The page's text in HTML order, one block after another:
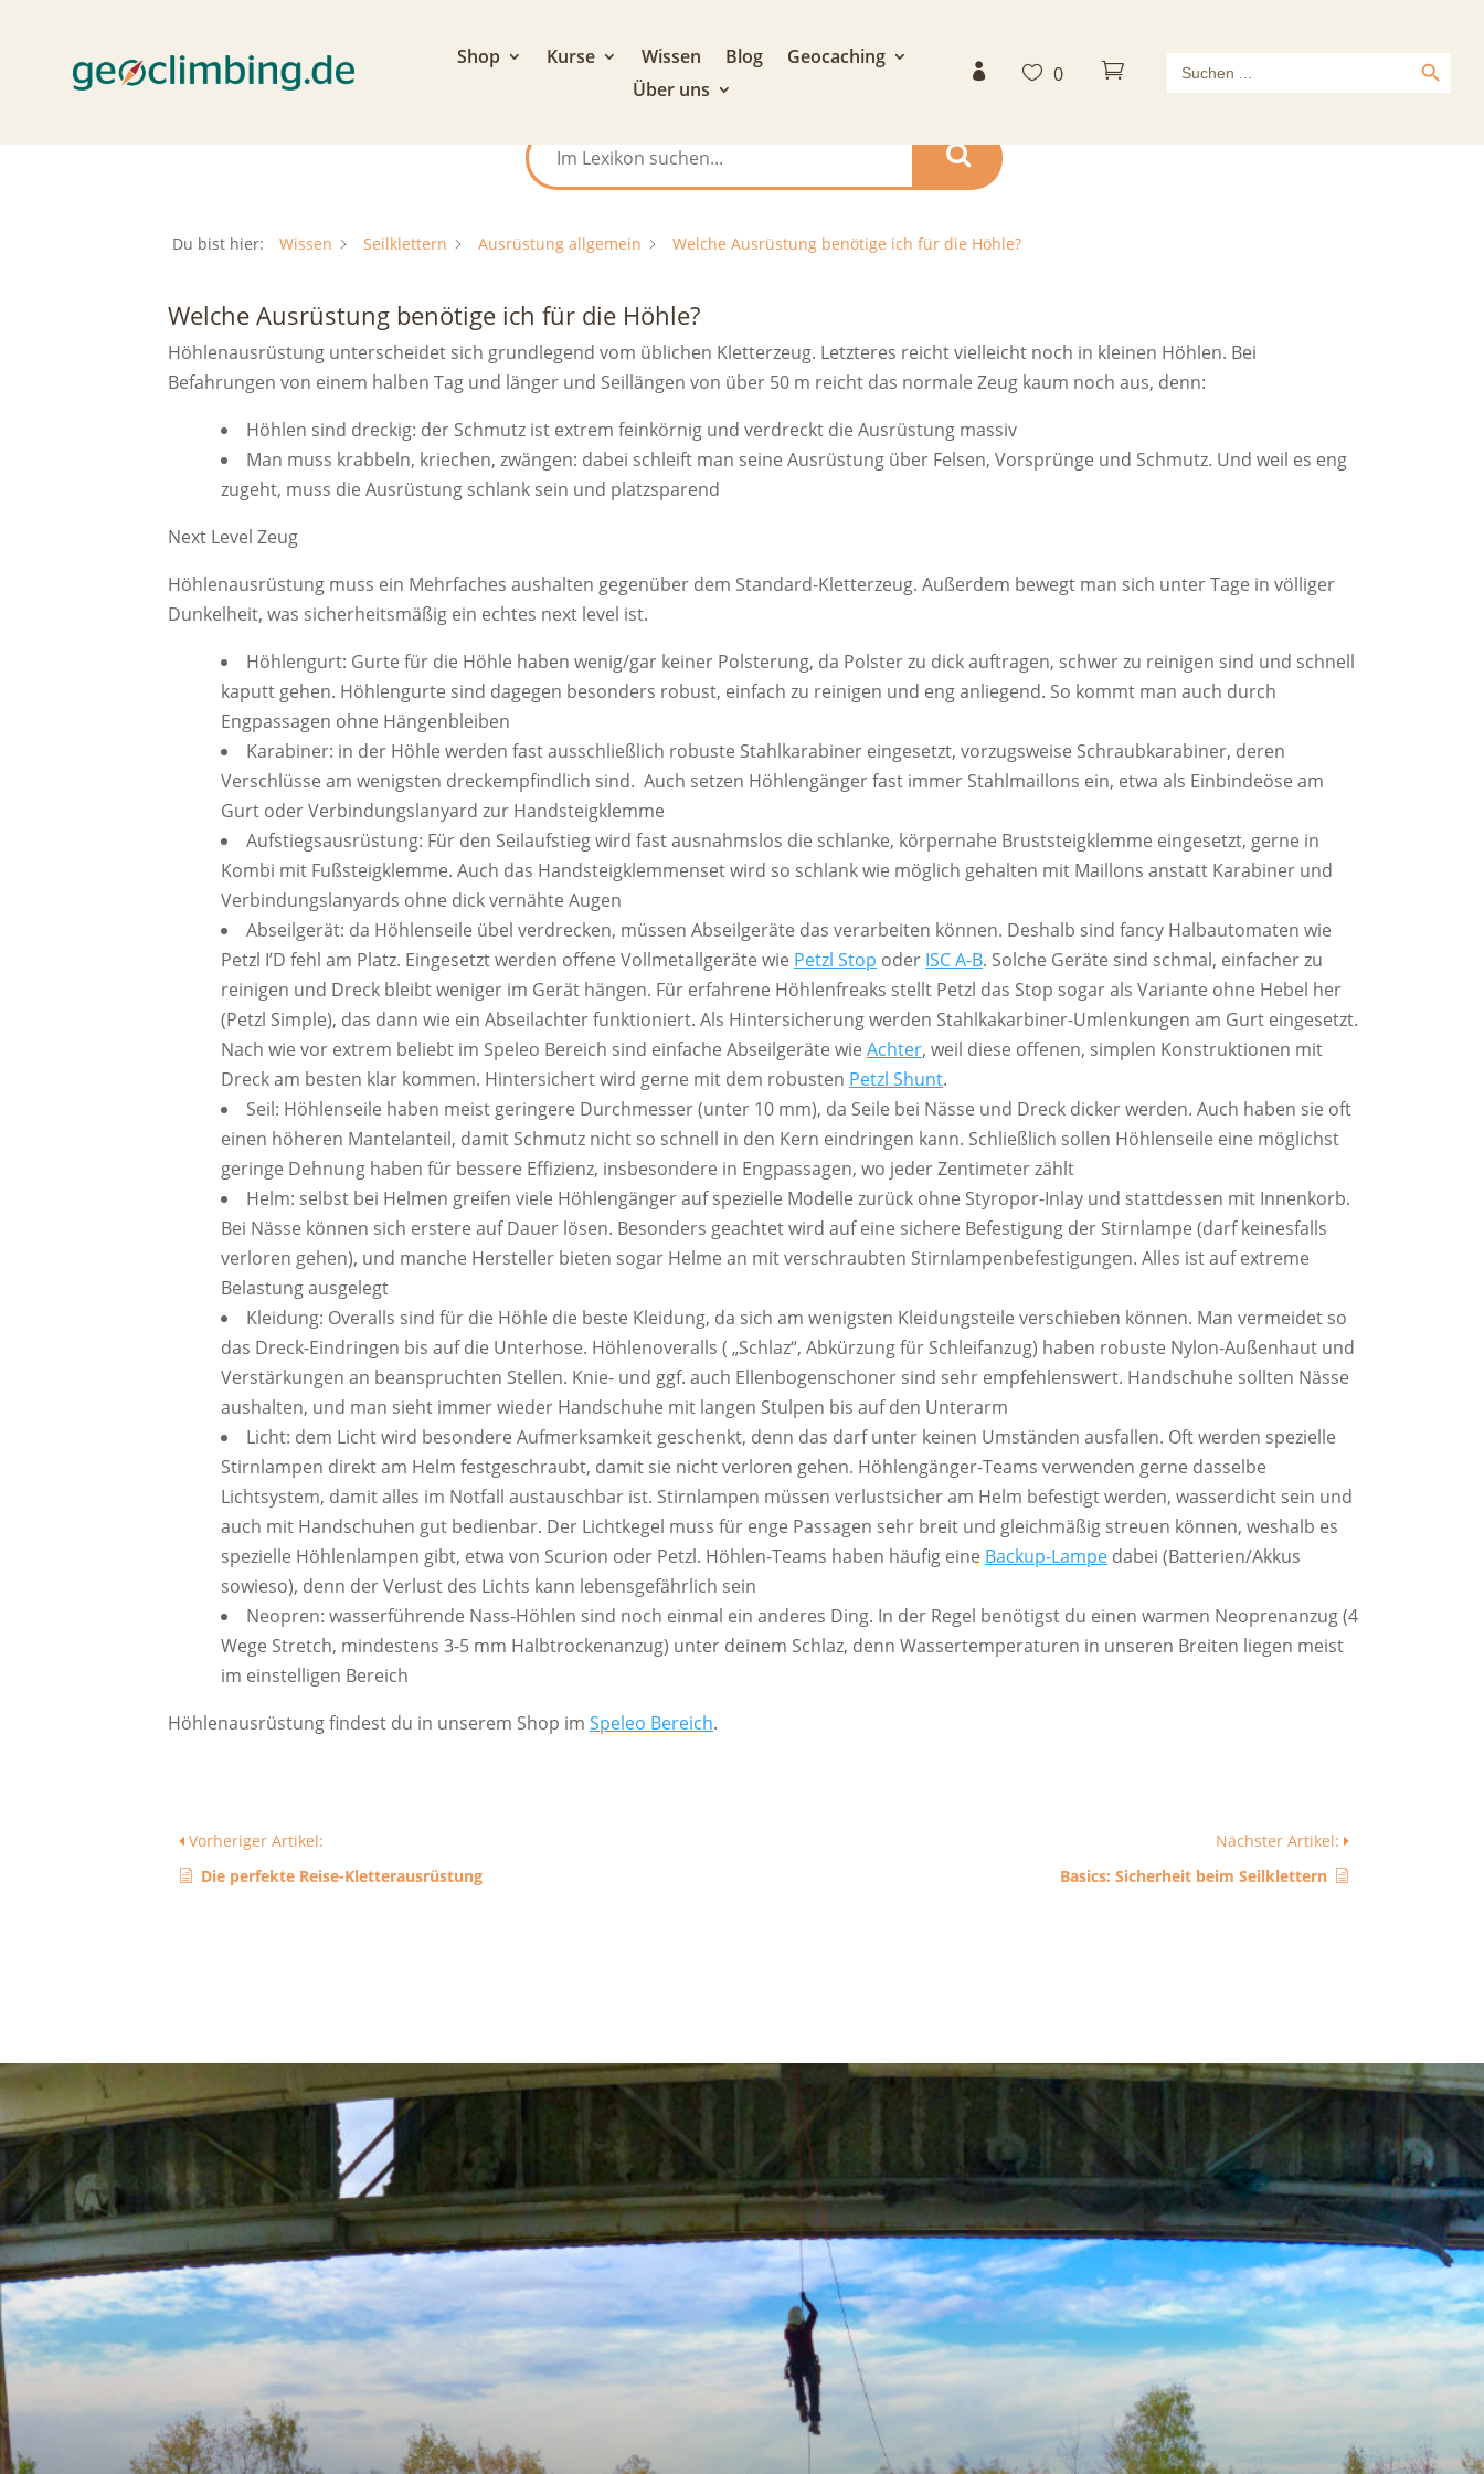
Shop Kurse Wissen Blog
Geocaching
Über uns
  0  Search
for:
Search Button
Du bist hier: Wissen Seilklettern Ausrüstung allgemein Welche Ausrüstung benötige ich für die Höhle?
Welche Ausrüstung benötige ich für die Höhle?
Höhlenausrüstung unterscheidet sich grundlegend vom üblichen Kletterzeug. Letzteres reicht vielleicht noch in kleinen Höhlen. Bei
Befahrungen von einem halben Tag und länger und Seillängen von über 50 m reicht das normale Zeug kaum noch aus, denn:
Höhlen sind dreckig: der Schmutz ist extrem feinkörnig und verdreckt die Ausrüstung massiv
Man muss krabbeln, kriechen, zwängen: dabei schleift man seine Ausrüstung über Felsen, Vorsprünge und Schmutz. Und weil es eng
zugeht, muss die Ausrüstung schlank sein und platzsparend
Next Level Zeug
Höhlenausrüstung muss ein Mehrfaches aushalten gegenüber dem Standard-Kletterzeug. Außerdem bewegt man sich unter Tage in völliger
Dunkelheit, was sicherheitsmäßig ein echtes next level ist.
Höhlengurt: Gurte für die Höhle haben wenig/gar keiner Polsterung, da Polster zu dick auftragen, schwer zu reinigen sind und schnell
kaputt gehen. Höhlengurte sind dagegen besonders robust, einfach zu reinigen und eng anliegend. So kommt man auch durch
Engpassagen ohne Hängenbleiben
Karabiner: in der Höhle werden fast ausschließlich robuste Stahlkarabiner eingesetzt, vorzugsweise Schraubkarabiner, deren
Verschlüsse am wenigsten dreckempfindlich sind. Auch setzen Höhlengänger fast immer Stahlmaillons ein, etwa als Einbindeöse am
Gurt oder Verbindungslanyard zur Handsteigklemme
Aufstiegsausrüstung: Für den Seilaufstieg wird fast ausnahmslos die schlanke, körpernahe Bruststeigklemme eingesetzt, gerne in
Kombi mit Fußsteigklemme. Auch das Handsteigklemmenset wird so schlank wie möglich gehalten mit Maillons anstatt Karabiner und
Verbindungslanyards ohne dick vernähte Augen
Abseilgerät: da Höhlenseile übel verdrecken, müssen Abseilgeräte das verarbeiten können. Deshalb sind fancy Halbautomaten wie
Petzl I’D fehl am Platz. Eingesetzt werden offene Vollmetallgeräte wie Petzl Stop oder ISC A-B. Solche Geräte sind schmal, einfacher zu
reinigen und Dreck bleibt weniger im Gerät hängen. Für erfahrene Höhlenfreaks stellt Petzl das Stop sogar als Variante ohne Hebel her
(Petzl Simple), das dann wie ein Abseilachter funktioniert. Als Hintersicherung werden Stahlkakarbiner-Umlenkungen am Gurt eingesetzt.
Nach wie vor extrem beliebt im Speleo Bereich sind einfache Abseilgeräte wie Achter, weil diese offenen, simplen Konstruktionen mit
Dreck am besten klar kommen. Hintersichert wird gerne mit dem robusten Petzl Shunt.
Seil: Höhlenseile haben meist geringere Durchmesser (unter 10 mm), da Seile bei Nässe und Dreck dicker werden. Auch haben sie oft
einen höheren Mantelanteil, damit Schmutz nicht so schnell in den Kern eindringen kann. Schließlich sollen Höhlenseile eine möglichst
geringe Dehnung haben für bessere Effizienz, insbesondere in Engpassagen, wo jeder Zentimeter zählt
Helm: selbst bei Helmen greifen viele Höhlengänger auf spezielle Modelle zurück ohne Styropor-Inlay und stattdessen mit Innenkorb.
Bei Nässe können sich erstere auf Dauer lösen. Besonders geachtet wird auf eine sichere Befestigung der Stirnlampe (darf keinesfalls
verloren gehen), und manche Hersteller bieten sogar Helme an mit verschraubten Stirnlampenbefestigungen. Alles ist auf extreme
Belastung ausgelegt
Kleidung: Overalls sind für die Höhle die beste Kleidung, da sich am wenigsten Kleidungsteile verschieben können. Man vermeidet so
das Dreck-Eindringen bis auf die Unterhose. Höhlenoveralls ( „Schlaz“, Abkürzung für Schleifanzug) haben robuste Nylon-Außenhaut und
Verstärkungen an beanspruchten Stellen. Knie- und ggf. auch Ellenbogenschoner sind sehr empfehlenswert. Handschuhe sollten Nässe
aushalten, und man sieht immer wieder Handschuhe mit langen Stulpen bis auf den Unterarm
Licht: dem Licht wird besondere Aufmerksamkeit geschenkt, denn das darf unter keinen Umständen ausfallen. Oft werden spezielle
Stirnlampen direkt am Helm festgeschraubt, damit sie nicht verloren gehen. Höhlengänger-Teams verwenden gerne dasselbe
Lichtsystem, damit alles im Notfall austauschbar ist. Stirnlampen müssen verlustsicher am Helm befestigt werden, wasserdicht sein und
auch mit Handschuhen gut bedienbar. Der Lichtkegel muss für enge Passagen sehr breit und gleichmäßig streuen können, weshalb es
spezielle Höhlenlampen gibt, etwa von Scurion oder Petzl. Höhlen-Teams haben häufig eine Backup-Lampe dabei (Batterien/Akkus
sowieso), denn der Verlust des Lichts kann lebensgefährlich sein
Neopren: wasserführende Nass-Höhlen sind noch einmal ein anderes Ding. In der Regel benötigst du einen warmen Neoprenanzug (4
Wege Stretch, mindestens 3-5 mm Halbtrockenanzug) unter deinem Schlaz, denn Wassertemperaturen in unseren Breiten liegen meist
im einstelligen Bereich
Höhlenausrüstung findest du in unserem Shop im Speleo Bereich.
Vorheriger Artikel:
Die perfekte Reise-Kletterausrüstung
Nächster Artikel:
Basics: Sicherheit beim Seilklettern